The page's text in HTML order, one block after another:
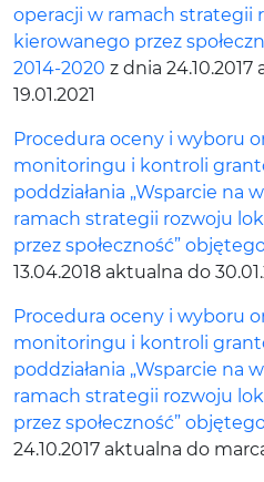
operacji w ramach strategii
kierowanego przez
2014-2020 z dnia
19.01.2021
Procedura oceny i wyboru
monitoringu i kontroli
poddziałania „Wsparcie na
ramach strategii rozwoju
przez społeczność”
13.04.2018 aktualna do
Procedura oceny i wyboru
monitoringu i kontroli
poddziałania „Wsparcie na
ramach strategii rozwoju
przez społeczność”
24.10.2017 aktualna do